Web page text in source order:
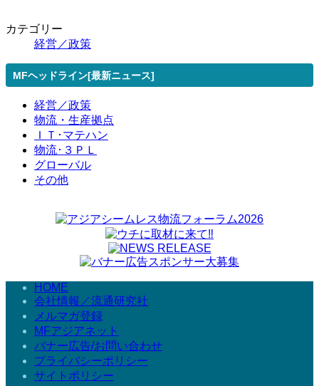
カテゴリー
経営／政策
MFヘッドライン[最新ニュース]
経営／政策
物流・生産拠点
ＩＴ･マテハン
物流･３ＰＬ
グローバル
その他
HOME
会社情報／流通研究社
メルマガ登録
MFアジアネット
バナー広告/お問い合わせ
プライバシーポリシー
サイトポリシー